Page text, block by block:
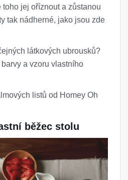
toho jej oříznout a zůstanou
tak nádherné, jako jsou zde
látkových ubrousků?
a vzoru vlastního
listů od Homey Oh
běžec stolu